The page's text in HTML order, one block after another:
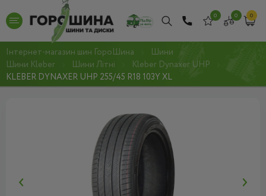
0 0 0
Інтернет-магазин шин ГороШина
Шини
Шини Kleber
Шини Літні
Kleber Dynaxer UHP
KLEBER DYNAXER UHP 255/45 R18 103Y XL